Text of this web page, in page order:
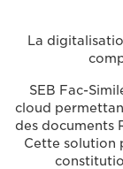
La
SEB Fac-
cloud
des documents
Cette solution